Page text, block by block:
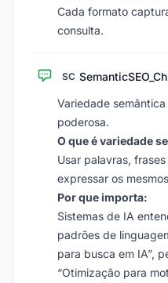
Cada formato
consulta.
SC
Variedade
poderosa.
O que é variedade
Usar palavras,
expressar os
Por que importa:
Sistemas de IA
padrões de
para busca em IA”,
“Otimização para